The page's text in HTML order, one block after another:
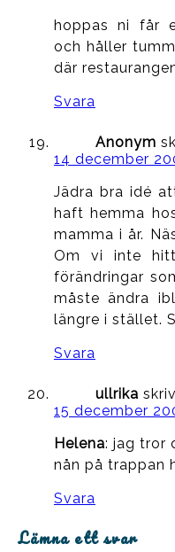
hoppas ni får
och håller
där
Svara
Anonym
14 december
Jädra bra idé
haft hemma
mamma i år.
Om vi inte
förändringar
måste ändra
längre i stället.
Svara
ullrika
15 december
Helena: jag tror
nån på trappan
Svara
Lämna ett svar